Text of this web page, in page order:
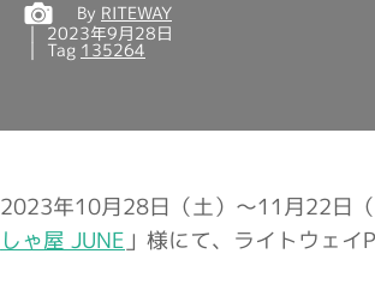
By RITEWAY
2023年9月28日
Tag 135264
2023年10月28日（土）～11月22日
しゃ屋 JUNE」様にて、ライトウェイ